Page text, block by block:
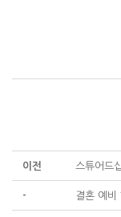
이전 스튜어드
- 결혼 예비